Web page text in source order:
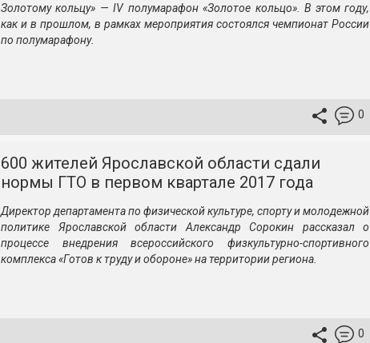
Золотому кольцу» — IV полумарафон «Золотое кольцо». В этом году,
как и в прошлом, в рамках мероприятия состоялся чемпионат России
по полумарафону.
0
600 жителей Ярославской области сдали
нормы ГТО в первом квартале 2017 года
Директор департамента по физической культуре, спорту и молодежной
политике Ярославской области Александр Сорокин рассказал о
процессе внедрения всероссийского физкультурно-спортивного
комплекса «Готов к труду и обороне» на территории региона.
0